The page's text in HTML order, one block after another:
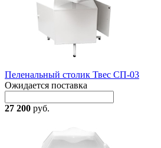
Пеленальный столик Твес СП-03
Ожидается поставка
27 200 руб.